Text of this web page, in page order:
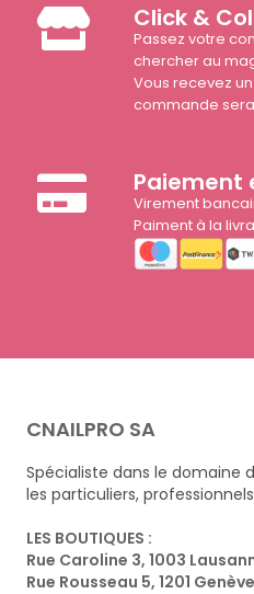
Click &
Passez votre
chercher au
Vous recevez
commande
Paiement
Virement
Paiment à la
CNAILPRO SA
Spécialiste dans le domaine
les particuliers,
LES BOUTIQUES :
Rue Caroline 3, 1003
Rue Rousseau 5, 1201 Genève